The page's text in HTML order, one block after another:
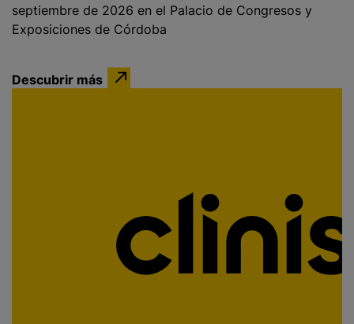
septiembre de 2026 en el Palacio de Congresos y
Exposiciones de Córdoba
Descubrir más